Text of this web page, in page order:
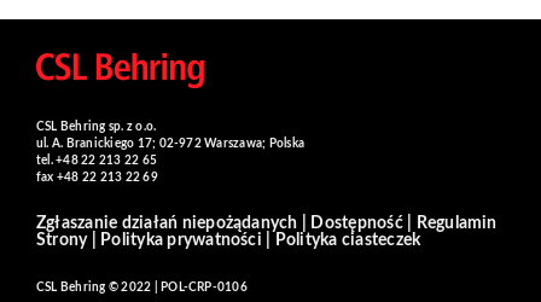
CSL Behring sp. z o.o.
ul. A. Branickiego 17; 02-972 Warszawa; Polska
tel. +48 22 213 22 65
fax +48 22 213 22 69
Zgłaszanie działań niepożądanych Dostępność|
Regulamin
Strony| Polityka prywatności Polityka ciasteczek
CSL Behring © 2022 | POL-CRP-0106